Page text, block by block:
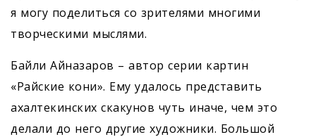
я могу поделиться со зрителями многими
творческими мыслями.
Байли Айназаров – автор серии картин
«Райские кони». Ему удалось представить
ахалтекинских скакунов чуть иначе, чем это
делали до него другие художники. Большой